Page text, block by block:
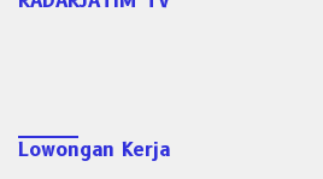
Lowongan Kerja